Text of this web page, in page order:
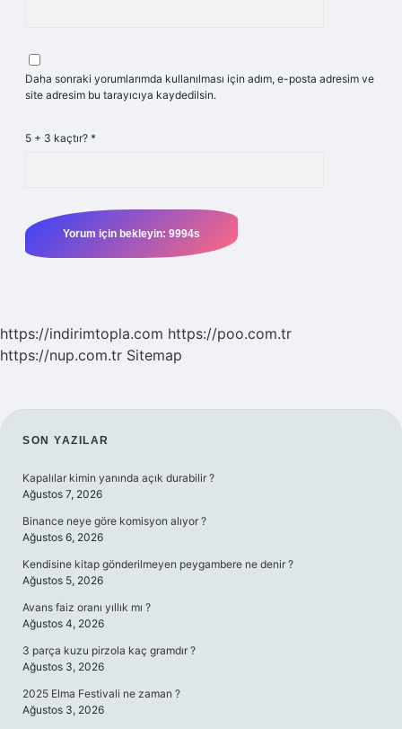
Daha sonraki yorumlarımda kullanılması için adım, e-posta adresim ve
site adresim bu tarayıcıya kaydedilsin.
5 + 3 kaçtır? *
https://indirimtopla.com https://poo.com.tr
https://nup.com.tr Sitemap
SIDEBAR
SON YAZILAR
Kapalılar kimin yanında açık durabilir ?
Ağustos 7, 2026
Binance neye göre komisyon alıyor ?
Ağustos 6, 2026
Kendisine kitap gönderilmeyen peygambere ne denir ?
Ağustos 5, 2026
Avans faiz oranı yıllık mı ?
Ağustos 4, 2026
3 parça kuzu pirzola kaç gramdır ?
Ağustos 3, 2026
2025 Elma Festivali ne zaman ?
Ağustos 3, 2026